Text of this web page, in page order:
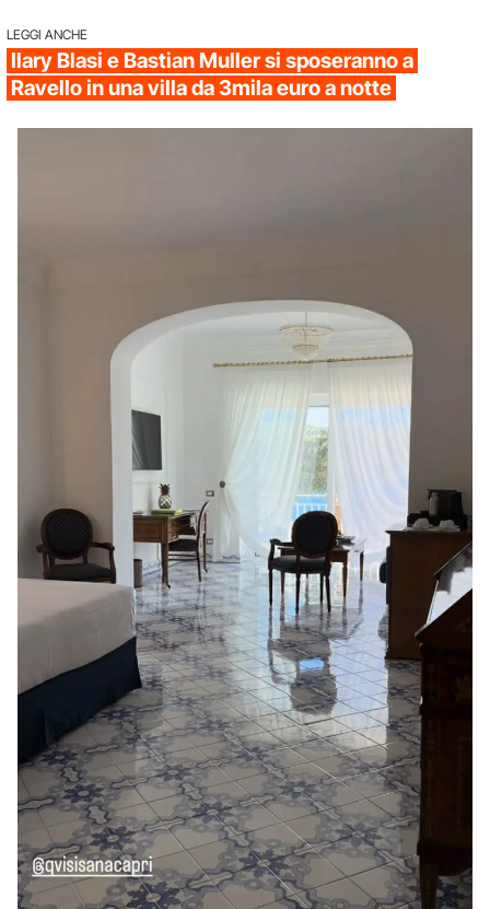
LEGGI ANCHE
Ilary Blasi e Bastian Muller si sposeranno a
Ravello in una villa da 3mila euro a notte